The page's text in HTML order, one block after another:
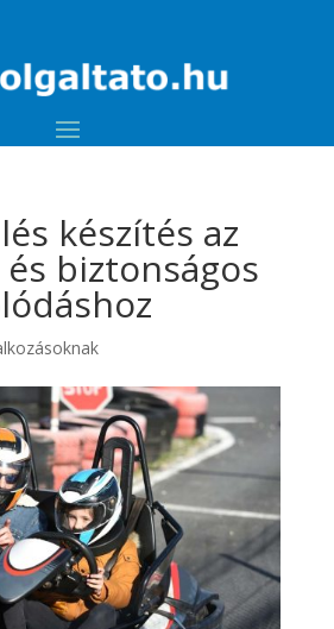
készítés az
biztonságos